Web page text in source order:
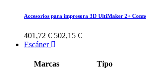
Accesorios para impresora 3D UltiMaker 2+
401,72 € 502,15 €
Escáner
Marcas Tipo